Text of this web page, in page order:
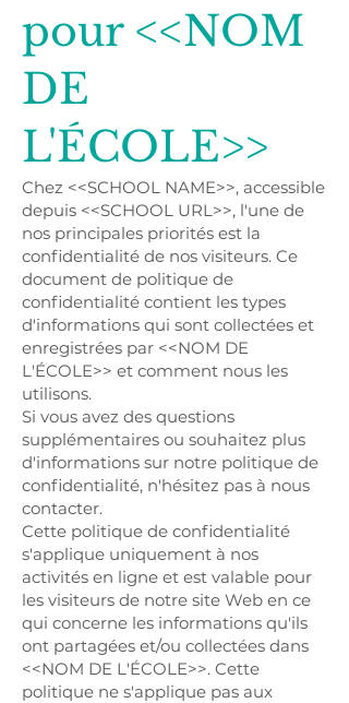
pour <<NOM
DE
L'ÉCOLE>>
Chez <<SCHOOL NAME>>, accessible
depuis <<SCHOOL URL>>, l'une de
nos principales priorités est la
confidentialité de nos visiteurs. Ce
document de politique de
confidentialité contient les types
d'informations qui sont collectées et
enregistrées par <<NOM DE
L'ÉCOLE>> et comment nous les
utilisons.
Si vous avez des questions
supplémentaires ou souhaitez plus
d'informations sur notre politique de
confidentialité, n'hésitez pas à nous
contacter.
Cette politique de confidentialité
s'applique uniquement à nos
activités en ligne et est valable pour
les visiteurs de notre site Web en ce
qui concerne les informations qu'ils
ont partagées et/ou collectées dans
<<NOM DE L'ÉCOLE>>. Cette
politique ne s'applique pas aux